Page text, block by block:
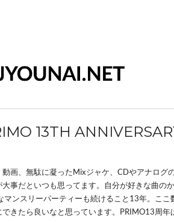
13TH
画、無駄に凝ったMixジャケ、CDやアナロ
大事だといつも思ってます。自分が好きな曲
マンスリーパーティーも続けること13年。こ
きたら良いなと思っています。PRIMO13周